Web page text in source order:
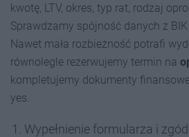
kwotę, LTV, okres, typ rat, rodzaj
Sprawdzamy spójność danych z
Nawet mała rozbieżność potrafi
równolegle rezerwujemy termin na
kompletujemy dokumenty
yes.
Wypełnienie formularza i zgód